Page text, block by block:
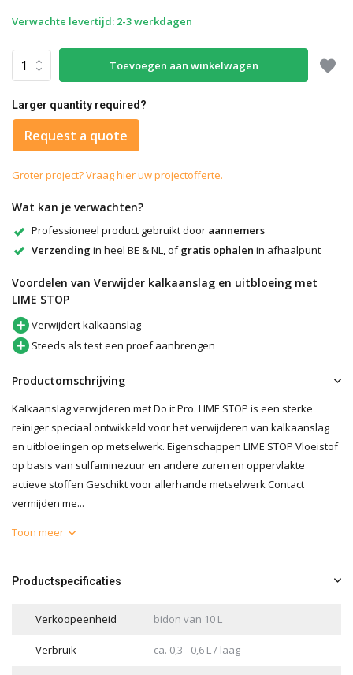
Verwachte levertijd: 2-3 werkdagen
Toevoegen aan winkelwagen
Larger quantity required?
Request a quote
Groter project? Vraag hier uw projectofferte.
Wat kan je verwachten?
Professioneel product gebruikt door aannemers
Verzending in heel BE & NL, ofgratis ophalen in afhaalpunt
Voordelen van Verwijder kalkaanslag en uitbloeing met
LIME STOP
Verwijdert kalkaanslag
Steeds als test een proef aanbrengen
Productomschrijving
Kalkaanslag verwijderen met Do it Pro. LIME STOP is een sterke
reiniger speciaal ontwikkeld voor het verwijderen van kalkaanslag
en uitbloeiingen op metselwerk. Eigenschappen LIME STOP Vloeistof
op basis van sulfaminezuur en andere zuren en oppervlakte
actieve stoffen Geschikt voor allerhande metselwerk Contact
vermijden me...
Toon meer
Productspecificaties
Verkoopeenheid bidon van 10 L
Verbruik ca. 0,3 - 0,6 L / laag